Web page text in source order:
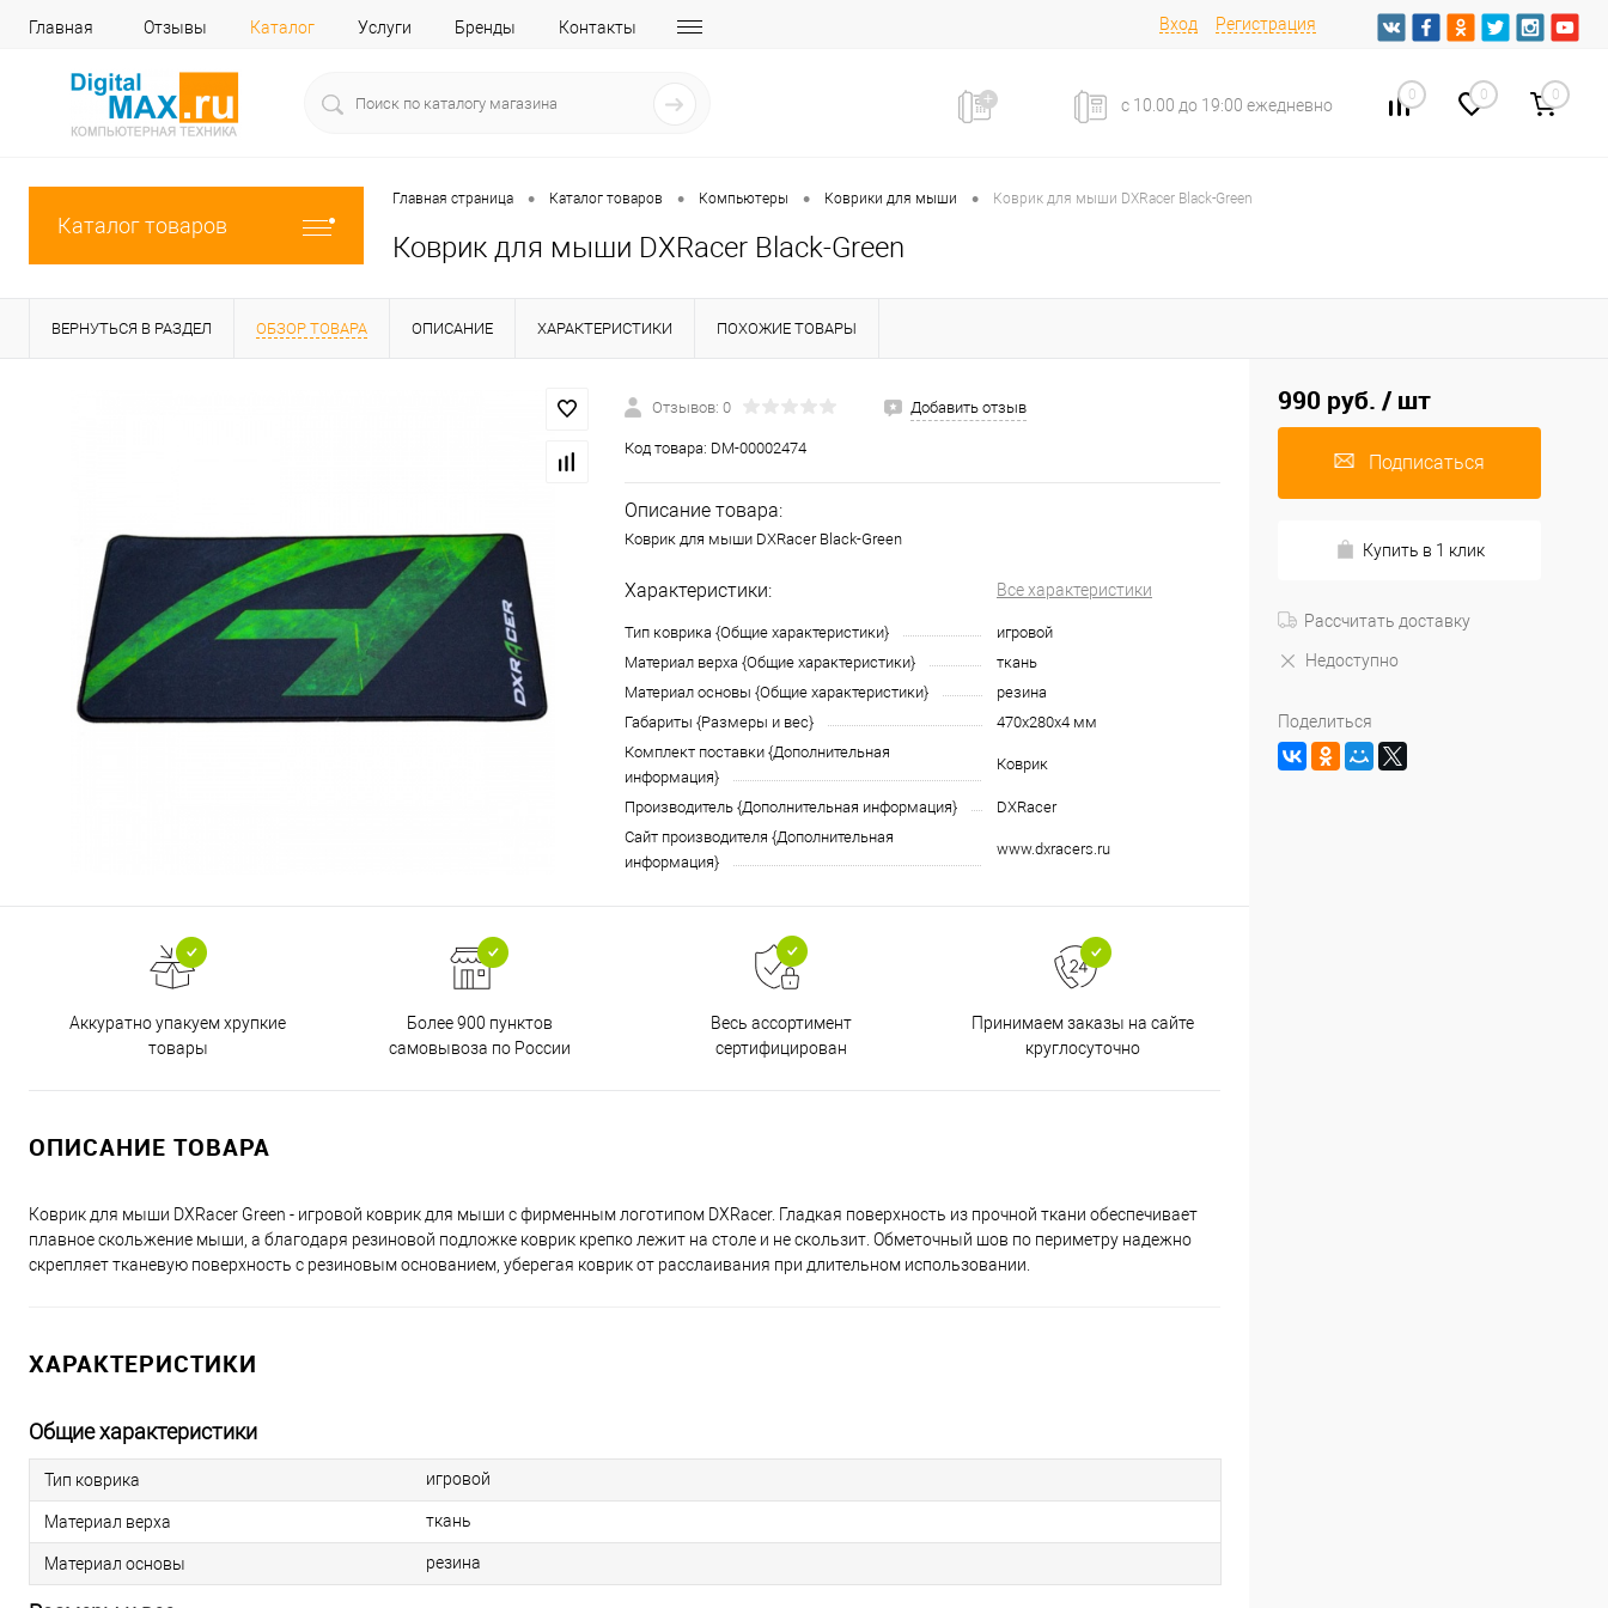
Главная Отзывы Каталог Услуги Бренды Контакты Вход Регистрация
с 10.00 до 19:00 ежедневно
0 0 0
Каталог товаров
Главная страница • Каталог товаров • Компьютеры • Коврики для мыши • Коврик для мыши DXRacer Black-Green
Коврик для мыши DXRacer Black-Green
ВЕРНУТЬСЯ В РАЗДЕЛ ОБЗОР ТОВАРА ОПИСАНИЕ ХАРАКТЕРИСТИКИ ПОХОЖИЕ ТОВАРЫ
Отзывов: 0 Добавить отзыв
Код товара: DM-00002474
Описание товара:
Коврик для мыши DXRacer Black-Green
Характеристики: Все характеристики
Тип коврика {Общие характеристики}
игровой
Материал верха {Общие характеристики}
ткань
Материал основы {Общие характеристики}
резина
Габариты {Размеры и вес}
470х280х4 мм
Комплект поставки {Дополнительная
информация}
Коврик
Производитель {Дополнительная информация}
DXRacer
Сайт производителя {Дополнительная
информация}
www.dxracers.ru
Аккуратно упакуем хрупкие
товары
Более 900 пунктов
самовывоза по России
Весь ассортимент
сертифицирован
Принимаем заказы на сайте
круглосуточно
ОПИСАНИЕ ТОВАРА
Коврик для мыши DXRacer Green - игровой коврик для мыши с фирменным логотипом DXRacer. Гладкая поверхность из прочной ткани обеспечивает
плавное скольжение мыши, а благодаря резиновой подложке коврик крепко лежит на столе и не скользит. Обметочный шов по периметру надежно
скрепляет тканевую поверхность с резиновым основанием, уберегая коврик от расслаивания при длительном использовании.
ХАРАКТЕРИСТИКИ
Общие характеристики
Тип коврика игровой
Материал верха ткань
Материал основы резина
990 руб. / шт
Подписаться
Купить в 1 клик
Рассчитать доставку
Недоступно
Поделиться